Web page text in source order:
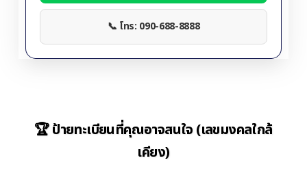
📞 โทร: 090-688-8888
🏆 ป้ายทะเบียนที่คุณอาจสนใจ (เลขมงคลใกล้
เคียง)